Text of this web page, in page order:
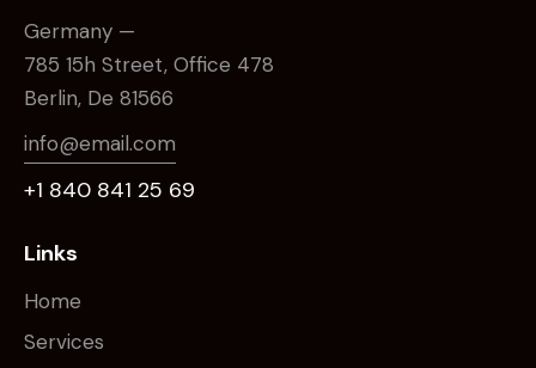
Germany —
785 15h Street, Office 478
Berlin, De 81566
info@email.com
+1 840 841 25 69
Links
Home
Services